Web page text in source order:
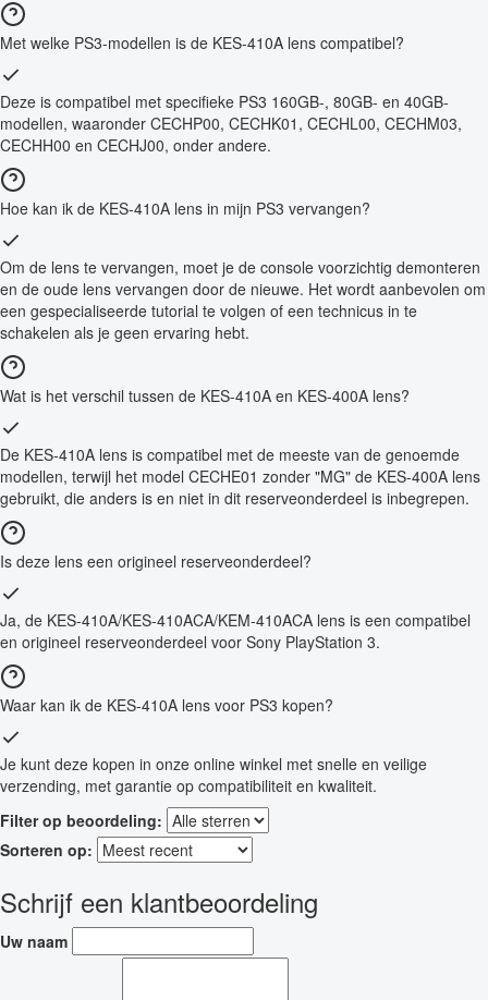
Met welke PS3-modellen is de KES-410A lens compatibel?
Deze is compatibel met specifieke PS3 160GB-, 80GB- en 40GB-
modellen, waaronder CECHP00, CECHK01, CECHL00, CECHM03,
CECHH00 en CECHJ00, onder andere.
Hoe kan ik de KES-410A lens in mijn PS3 vervangen?
Om de lens te vervangen, moet je de console voorzichtig demonteren
en de oude lens vervangen door de nieuwe. Het wordt aanbevolen om
een gespecialiseerde tutorial te volgen of een technicus in te
schakelen als je geen ervaring hebt.
Wat is het verschil tussen de KES-410A en KES-400A lens?
De KES-410A lens is compatibel met de meeste van de genoemde
modellen, terwijl het model CECHE01 zonder "MG" de KES-400A lens
gebruikt, die anders is en niet in dit reserveonderdeel is inbegrepen.
Is deze lens een origineel reserveonderdeel?
Ja, de KES-410A/KES-410ACA/KEM-410ACA lens is een compatibel
en origineel reserveonderdeel voor Sony PlayStation 3.
Waar kan ik de KES-410A lens voor PS3 kopen?
Je kunt deze kopen in onze online winkel met snelle en veilige
verzending, met garantie op compatibiliteit en kwaliteit.
Filter op beoordeling:
Sorteren op:
Schrijf een klantbeoordeling
Uw naam